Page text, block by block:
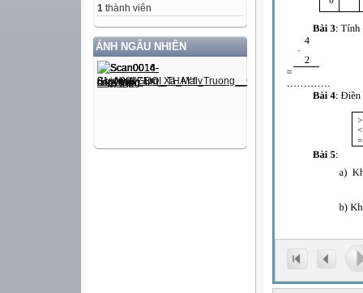
1 thành viên
ẢNH NGẪU NHIÊN